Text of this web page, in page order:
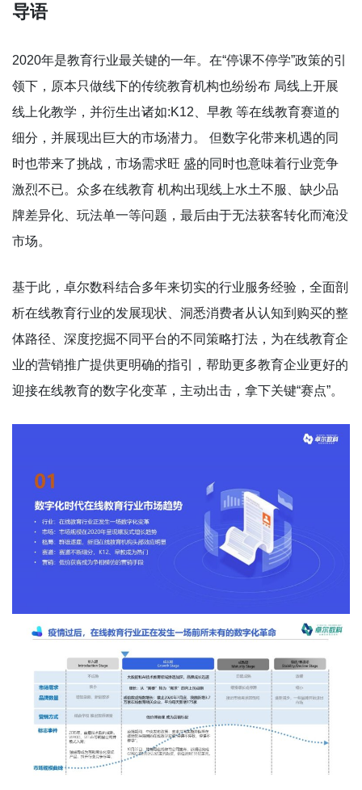
导语
2020年是教育行业最关键的一年。在“停课不停学”政策的引
领下，原本只做线下的传统教育机构也纷纷布 局线上开展
线上化教学，并衍生出诸如:K12、早教 等在线教育赛道的
细分，并展现出巨大的市场潜力。 但数字化带来机遇的同
时也带来了挑战，市场需求旺 盛的同时也意味着行业竞争
激烈不已。众多在线教育 机构出现线上水土不服、缺少品
牌差异化、玩法单一等问题，最后由于无法获客转化而淹没
市场。
基于此，卓尔数科结合多年来切实的行业服务经验，全面剖
析在线教育行业的发展现状、洞悉消费者从认知到购买的整
体路径、深度挖掘不同平台的不同策略打法，为在线教育企
业的营销推广提供更明确的指引，帮助更多教育企业更好的
迎接在线教育的数字化变革，主动出击，拿下关键“赛点”。